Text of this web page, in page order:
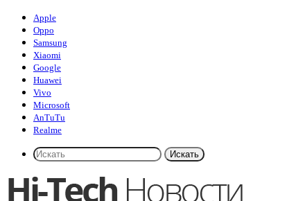
Apple
Oppo
Samsung
Xiaomi
Google
Huawei
Vivo
Microsoft
AnTuTu
Realme
Искать